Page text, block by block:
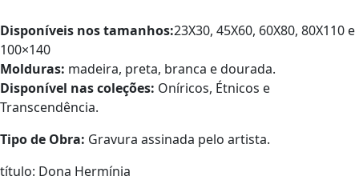
Disponíveis nos tamanhos:23X30, 45X60, 60X80, 80X110 e
100×140
Molduras: madeira, preta, branca e dourada.
Disponível nas coleções: Oníricos, Étnicos e
Transcendência.
Tipo de Obra: Gravura assinada pelo artista.
título: Dona Hermínia